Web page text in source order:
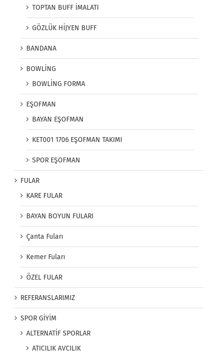
TOPTAN BUFF İMALATI
GÖZLÜK HİJYEN BUFF
BANDANA
BOWLİNG
BOWLİNG FORMA
EŞOFMAN
BAYAN EŞOFMAN
KET001 1706 EŞOFMAN TAKIMI
SPOR EŞOFMAN
FULAR
KARE FULAR
BAYAN BOYUN FULARI
Çanta Fuları
Kemer Fuları
ÖZEL FULAR
REFERANSLARIMIZ
SPOR GİYİM
ALTERNATİF SPORLAR
ATICILIK AVCILIK